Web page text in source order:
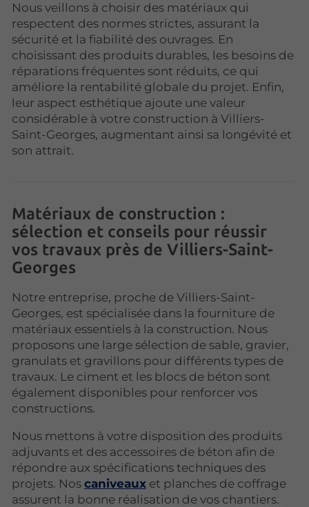
Nous veillons à choisir des matériaux qui
respectent des normes strictes, assurant la
sécurité et la fiabilité des ouvrages. En
choisissant des produits durables, les besoins de
réparations fréquentes sont réduits, ce qui
améliore la rentabilité globale du projet. Enfin,
leur aspect esthétique ajoute une valeur
considérable à votre construction à Villiers-
Saint-Georges, augmentant ainsi sa longévité et
son attrait.
Matériaux de construction :
sélection et conseils pour réussir
vos travaux près de Villiers-Saint-
Georges
Notre entreprise, proche de Villiers-Saint-
Georges, est spécialisée dans la fourniture de
matériaux essentiels à la construction. Nous
proposons une large sélection de sable, gravier,
granulats et gravillons pour différents types de
travaux. Le ciment et les blocs de béton sont
également disponibles pour renforcer vos
constructions.
Nous mettons à votre disposition des produits
adjuvants et des accessoires de béton afin de
répondre aux spécifications techniques des
projets. Nos caniveaux et planches de coffrage
assurent la bonne réalisation de vos chantiers.